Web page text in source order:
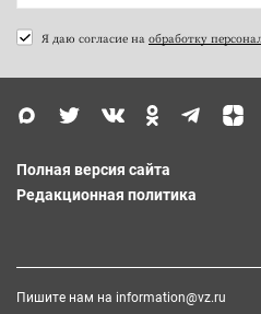
Я даю согласие на обработку
Полная версия сайта
Редакционная политика
Пишите нам на information@vz.ru